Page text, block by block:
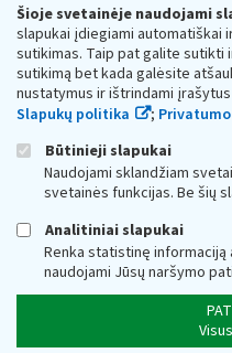
Šioje svetainėje naudojami
slapukai įdiegiami automatiškai
sutikimas. Taip pat galite sutikti
sutikimą bet kada galėsite
nustatymus ir ištrindami
Slapukų politika
;
Būtinieji slapukai
Naudojami sklandžiam
svetainės funkcijas. Be šių
Analitiniai slapukai
Renka statistinę
naudojami Jūsų naršymo
Respublikos finansų
Biudžetinė įstaiga. Juridinio
adresas: Vasario 16-osios g. 14,
vmi@vmi.lt, E. pristatymo
Duomenys apie Valstybinę
Respublikos finansų